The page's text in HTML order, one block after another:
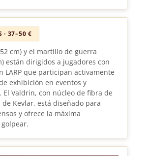
· 37–50 €
cm) y el martillo de guerra
están dirigidos a jugadores con
LARP que participan activamente
exhibición en eventos y
El Valdrin, con núcleo de fibra de
Kevlar, está diseñado para
y ofrece la máxima